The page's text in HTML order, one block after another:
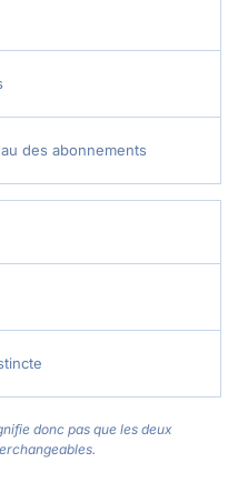
des abonnements
donc pas que les deux